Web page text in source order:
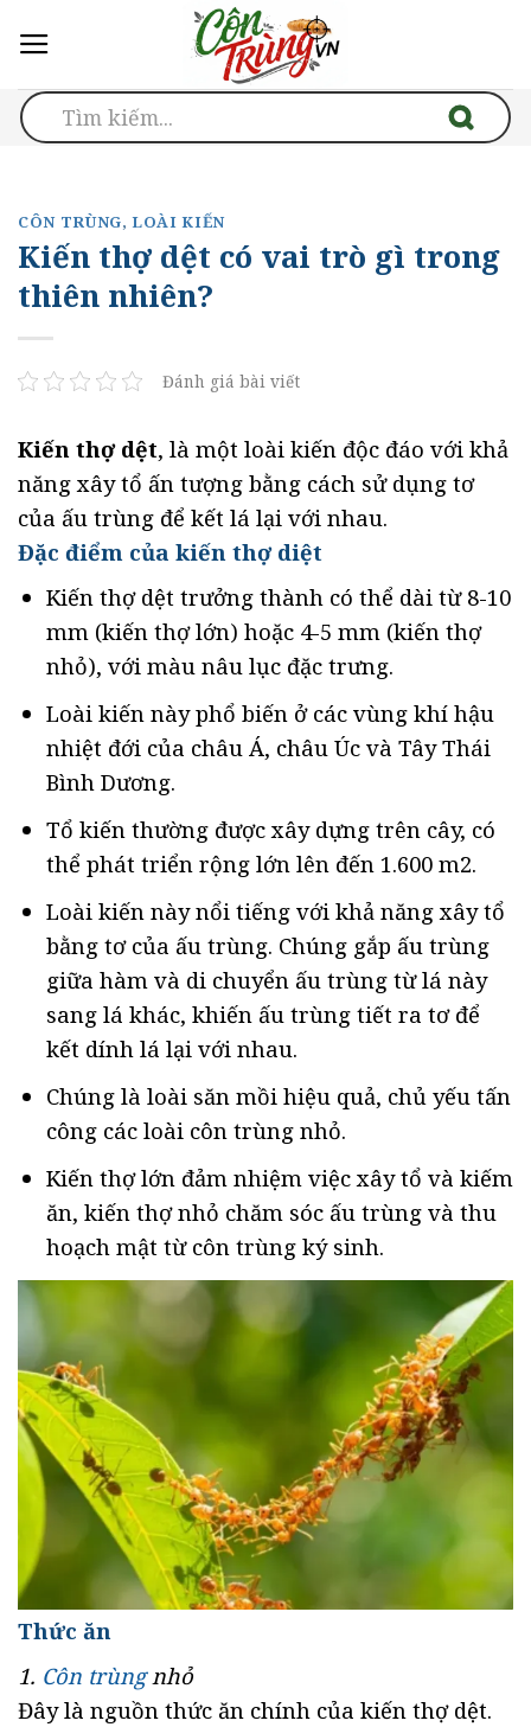
content
CÔN TRÙNG,LOÀI KIẾN
Kiến thợ dệt có vai trò gì trong
thiên nhiên?
Đánh giá bài viết
Kiến thợ dệt, là một loài kiến độc đáo với khả
năng xây tổ ấn tượng bằng cách sử dụng tơ
của ấu trùng để kết lá lại với nhau.
Đặc điểm của kiến thợ diệt
Kiến thợ dệt trưởng thành có thể dài từ 8-10
mm (kiến thợ lớn) hoặc 4-5 mm (kiến thợ
nhỏ), với màu nâu lục đặc trưng.
Loài kiến này phổ biến ở các vùng khí hậu
nhiệt đới của châu Á, châu Úc và Tây Thái
Bình Dương.
Tổ kiến thường được xây dựng trên cây, có
thể phát triển rộng lớn lên đến 1.600 m2.
Loài kiến này nổi tiếng với khả năng xây tổ
bằng tơ của ấu trùng. Chúng gắp ấu trùng
giữa hàm và di chuyển ấu trùng từ lá này
sang lá khác, khiến ấu trùng tiết ra tơ để
kết dính lá lại với nhau.
Chúng là loài săn mồi hiệu quả, chủ yếu tấn
công các loài côn trùng nhỏ.
Kiến thợ lớn đảm nhiệm việc xây tổ và kiếm
ăn, kiến thợ nhỏ chăm sóc ấu trùng và thu
hoạch mật từ côn trùng ký sinh.
Thức ăn
1. Côn trùngnhỏ
Đây là nguồn thức ăn chính của kiến thợ dệt.